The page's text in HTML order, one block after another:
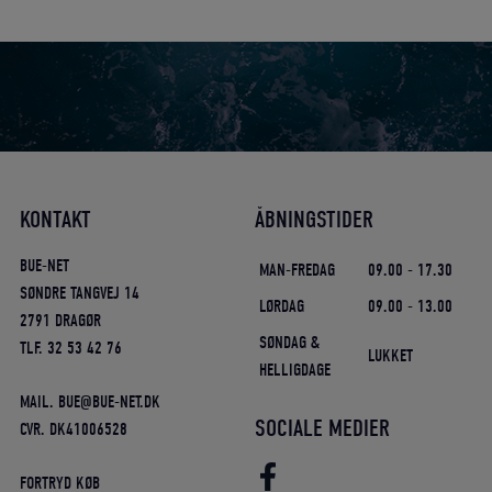
KONTAKT
BUE-NET
SØNDRE TANGVEJ 14
2791 DRAGØR
TLF. 32 53 42 76
MAIL. BUE@BUE-NET.DK
CVR. DK41006528
FORTRYD KØB
ÅBNINGSTIDER
MAN-FREDAG
09.00 - 17.30
LØRDAG
09.00 - 13.00
SØNDAG &
HELLIGDAGE
LUKKET
SOCIALE MEDIER